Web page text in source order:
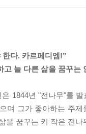
다. 카르페디엠!”
고 늘 다른 삶을 꿈꾸는
1844년 "전나무"를
며 그가 좋아하는 주
을 꿈꾸는 키 작은 전